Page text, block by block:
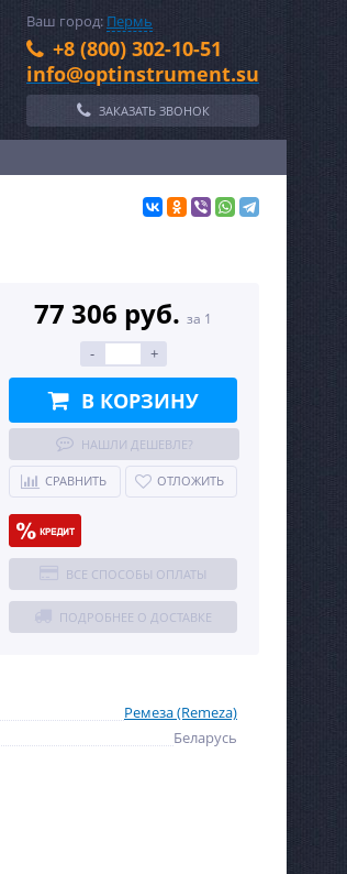
Ваш город: Пермь
+8 (800) 302-10-51
info@optinstrument.su
ЗАКАЗАТЬ ЗВОНОК
77 306 руб. за 1
- +
В КОРЗИНУ
НАШЛИ ДЕШЕВЛЕ?
СРАВНИТЬ ОТЛОЖИТЬ
ВСЕ СПОСОБЫ ОПЛАТЫ
ПОДРОБНЕЕ О ДОСТАВКЕ
Ремеза (Remeza)
Беларусь